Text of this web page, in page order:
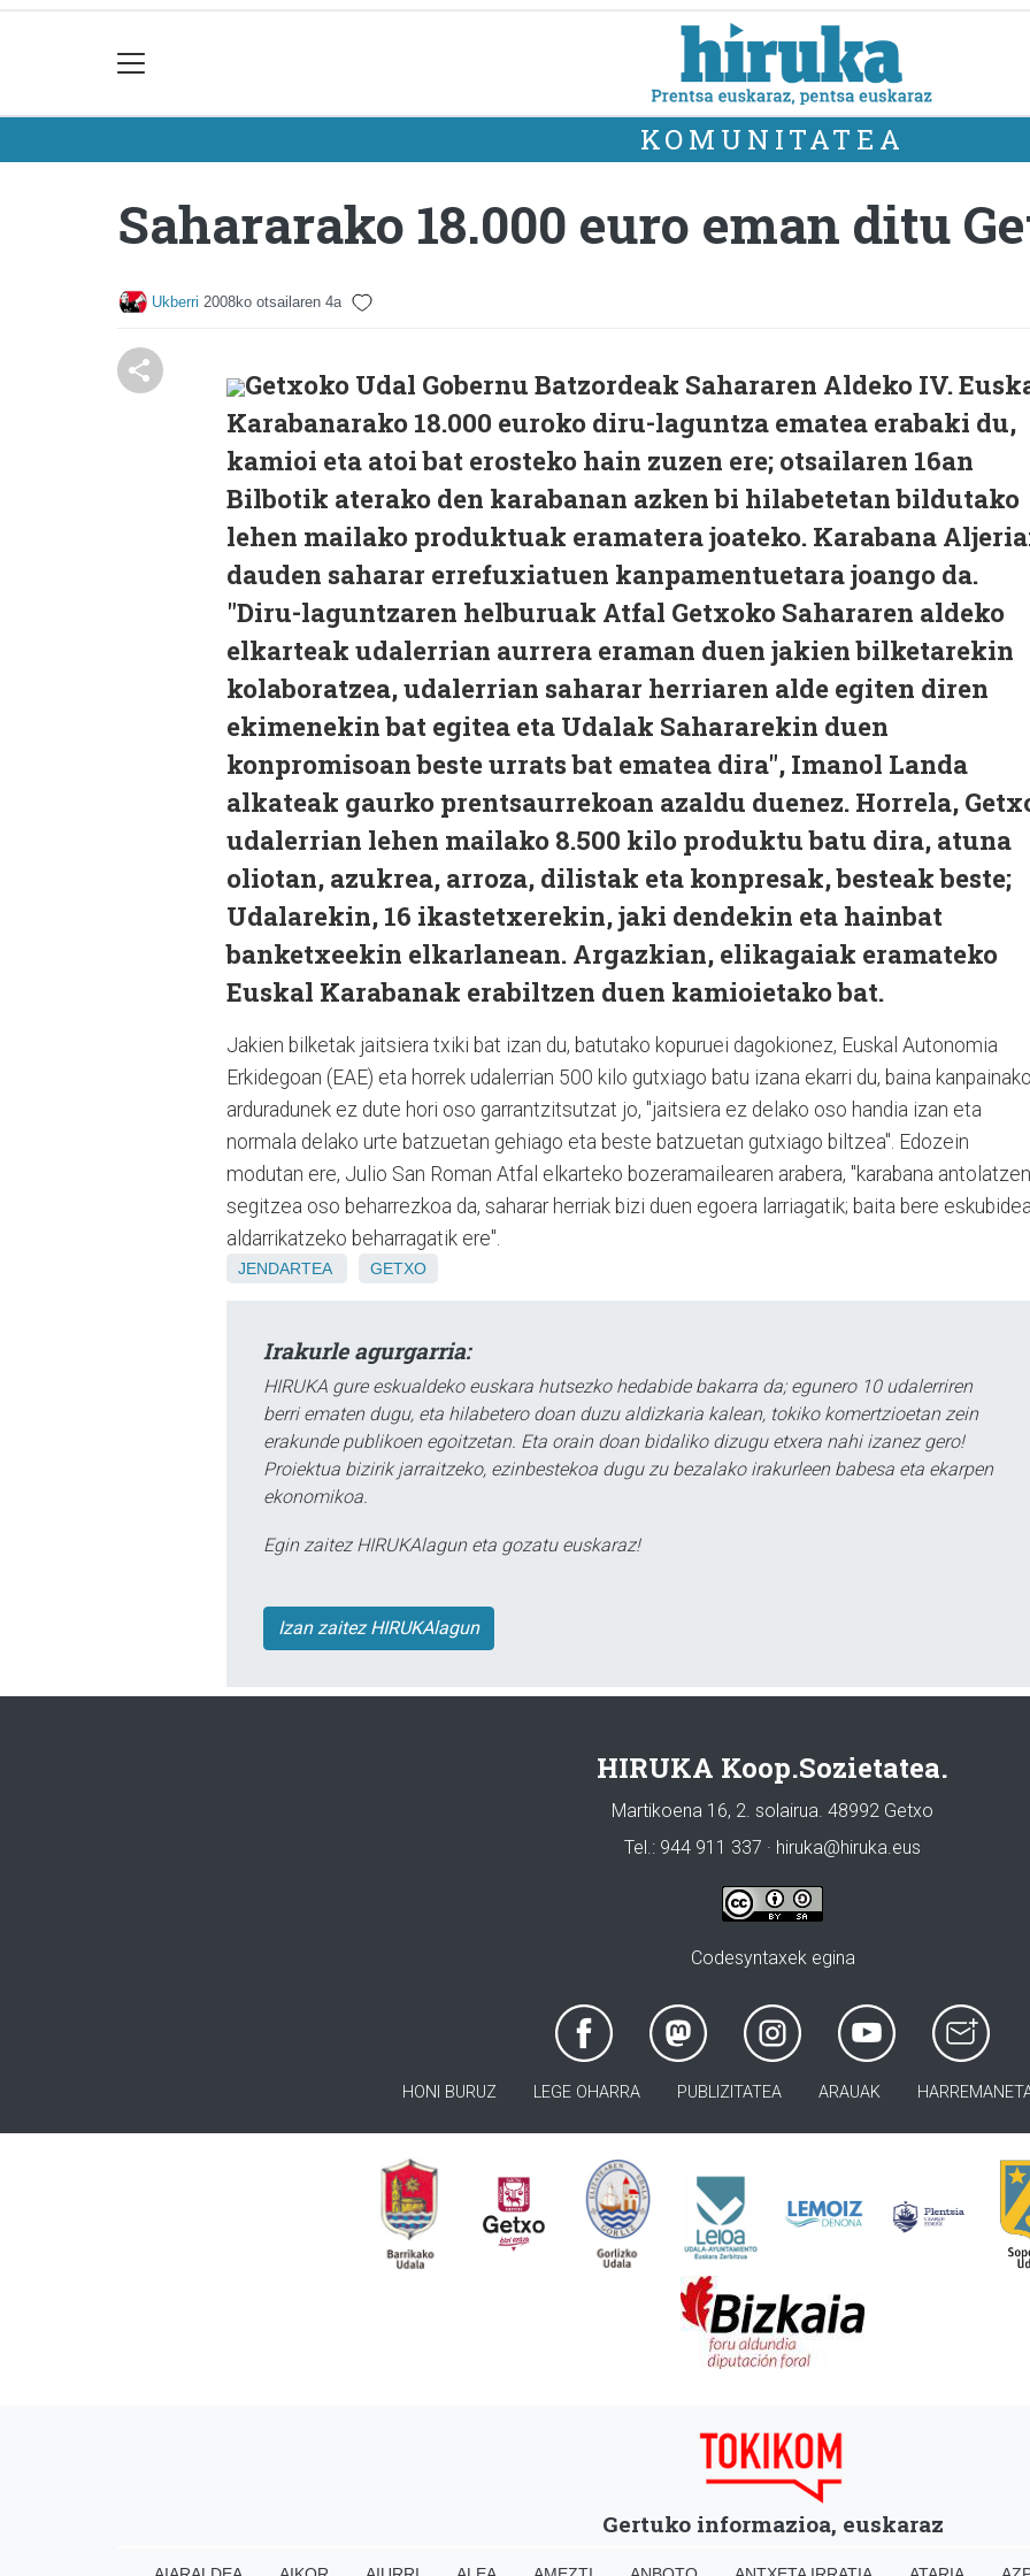
KOMUNITATEA
Sahararako 18.000 euro eman ditu
Ukberri 2008ko otsailaren 4a
Getxoko Udal Gobernu Batzordeak Sahararen Aldeko IV.
Karabanarako 18.000 euroko diru-laguntza ematea erabaki du,
kamioi eta atoi bat erosteko hain zuzen ere; otsailaren 16an
Bilbotik aterako den karabanan azken bi hilabetetan bildutako
lehen mailako produktuak eramatera joateko. Karabana
dauden saharar errefuxiatuen kanpamentuetara joango da.
"Diru-laguntzaren helburuak Atfal Getxoko Sahararen aldeko
elkarteak udalerrian aurrera eraman duen jakien bilketarekin
kolaboratzea, udalerrian saharar herriaren alde egiten diren
ekimenekin bat egitea eta Udalak Sahararekin duen
konpromisoan beste urrats bat ematea dira", Imanol Landa
alkateak gaurko prentsaurrekoan azaldu duenez. Horrela,
udalerrian lehen mailako 8.500 kilo produktu batu dira, atuna
oliotan, azukrea, arroza, dilistak eta konpresak, besteak beste;
Udalarekin, 16 ikastetxerekin, jaki dendekin eta hainbat
banketxeekin elkarlanean. Argazkian, elikagaiak eramateko
Euskal Karabanak erabiltzen duen kamioietako bat.
Jakien bilketak jaitsiera txiki bat izan du, batutako kopuruei dagokionez, Euskal Autonomia
Erkidegoan (EAE) eta horrek udalerrian 500 kilo gutxiago batu izana ekarri du, baina
arduradunek ez dute hori oso garrantzitsutzat jo, "jaitsiera ez delako oso handia izan eta
normala delako urte batzuetan gehiago eta beste batzuetan gutxiago biltzea". Edozein
modutan ere, Julio San Roman Atfal elkarteko bozeramailearen arabera, "karabana antolatzen
segitzea oso beharrezkoa da, saharar herriak bizi duen egoera larriagatik; baita bere
aldarrikatzeko beharragatik ere".
JENDARTEA GETXO
Irakurle agurgarria:
HIRUKA gure eskualdeko euskara hutsezko hedabide bakarra da; egunero 10 udalerriren
berri ematen dugu, eta hilabetero doan duzu aldizkaria kalean, tokiko komertzioetan zein
erakunde publikoen egoitzetan. Eta orain doan bidaliko dizugu etxera nahi izanez gero!
Proiektua bizirik jarraitzeko, ezinbestekoa dugu zu bezalako irakurleen babesa eta ekarpen
ekonomikoa.
Egin zaitez HIRUKAlagun eta gozatu euskaraz!
Izan zaitez HIRUKAlagun
HIRUKA Koop.Sozietatea.
Martikoena 16, 2. solairua. 48992 Getxo
Tel.: 944 911 337 · hiruka@hiruka.eus
Codesyntaxek egina
HONI BURUZ LEGE OHARRA PUBLIZITATEA ARAUAK
Gertuko informazioa, euskaraz